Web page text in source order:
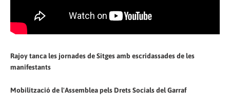
Rajoy tanca les jornades de Sitges amb escridassades de les
manifestants
Mobilització de l'Assemblea pels Drets Socials del Garraf